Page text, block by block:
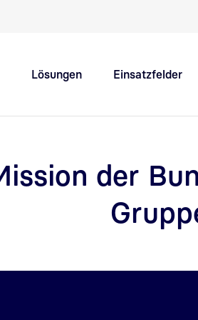
Lösungen Einsatzfelder
der